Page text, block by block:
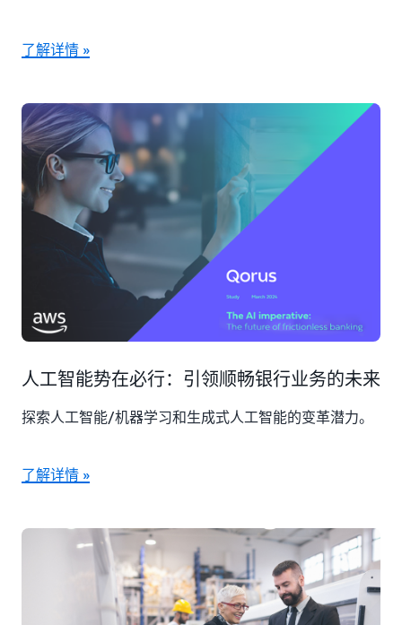
了解详情 »
人工智能势在必行：引领顺畅银行业务的未来
探索人工智能/机器学习和生成式人工智能的变革潜力。
了解详情 »